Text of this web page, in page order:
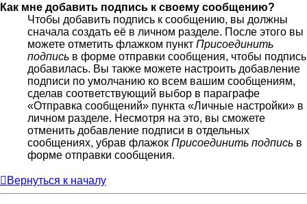
Как мне добавить подпись к своему сообщению?
Чтобы добавить подпись к сообщению, вы должны
сначала создать её в личном разделе. После этого вы
можете отметить флажком пункт Присоединить
подпись в форме отправки сообщения, чтобы подпись
добавилась. Вы также можете настроить добавление
подписи по умолчанию ко всем вашим сообщениям,
сделав соответствующий выбор в параграфе
«Отправка сообщений» пункта «Личные настройки» в
личном разделе. Несмотря на это, вы сможете
отменить добавление подписи в отдельных
сообщениях, убрав флажок Присоединить подпись в
форме отправки сообщения.
Вернуться к началу